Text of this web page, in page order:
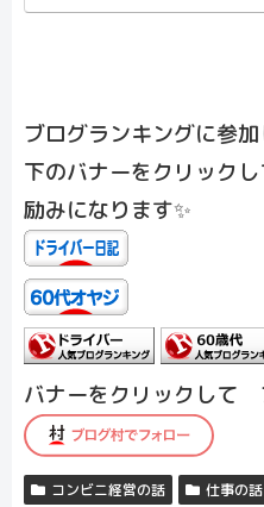
ブログランキングに参加
下のバナーをクリック
励みになります✨
バナーをクリックして
コンビニ経営の話 仕事の話